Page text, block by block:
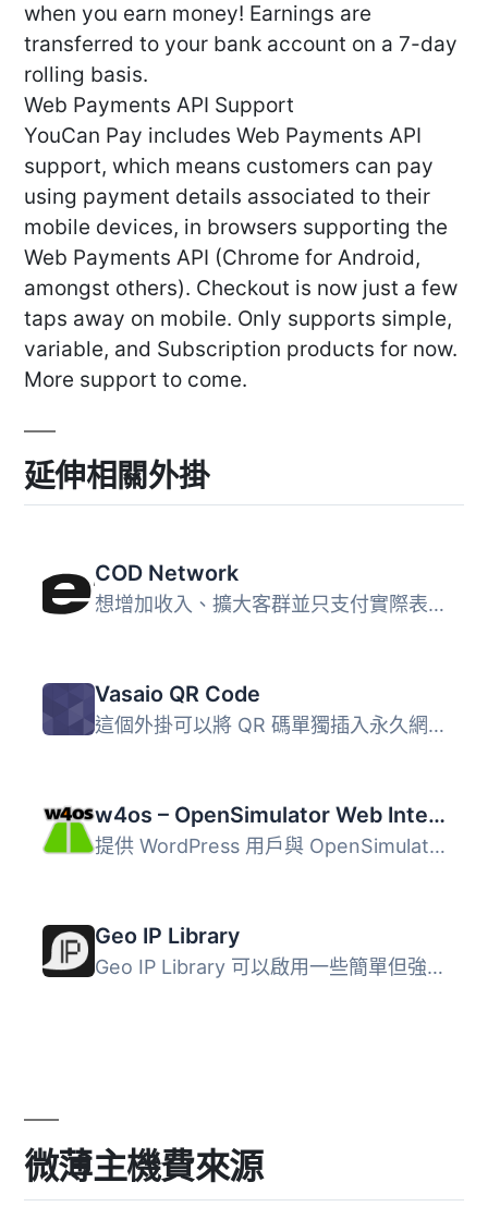
when you earn money! Earnings are
transferred to your bank account on a 7-day
rolling basis.
Web Payments API Support
YouCan Pay includes Web Payments API
support, which means customers can pay
using payment details associated to their
mobile devices, in browsers supporting the
Web Payments API (Chrome for Android,
amongst others). Checkout is now just a few
taps away on mobile. Only supports simple,
variable, and Subscription products for now.
More support to come.
延伸相關外掛
COD Network
想增加收入、擴大客群並只支付實際表現嗎？這正是我們的專業...
Vasaio QR Code
這個外掛可以將 QR 碼單獨插入永久網址或其他內容中。 即將推...
w4os – OpenSimulator Web Interface
提供 WordPress 用戶與 OpenSimulator 介面的即用解決方案。...
Geo IP Library
Geo IP Library 可以啟用一些簡單但強大的功能，以在 WordPre...
微薄主機費來源